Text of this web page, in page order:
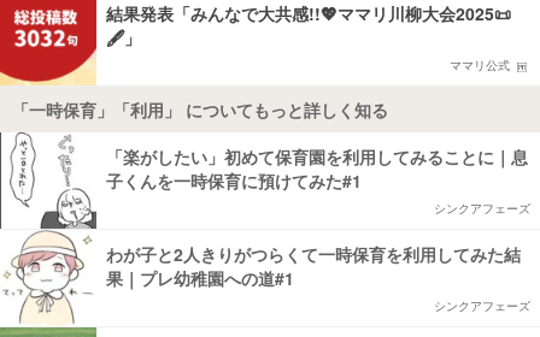
結果発表「みんなで大共感!!💖ママリ川柳大会2025📜
🖋️」
ママリ公式
「一時保育」「利用」 についてもっと詳しく知る
「楽がしたい」初めて保育園を利用してみることに｜息
子くんを一時保育に預けてみた#1
シンクアフェーズ
わが子と2人きりがつらくて一時保育を利用してみた結
果｜プレ幼稚園への道#1
シンクアフェーズ